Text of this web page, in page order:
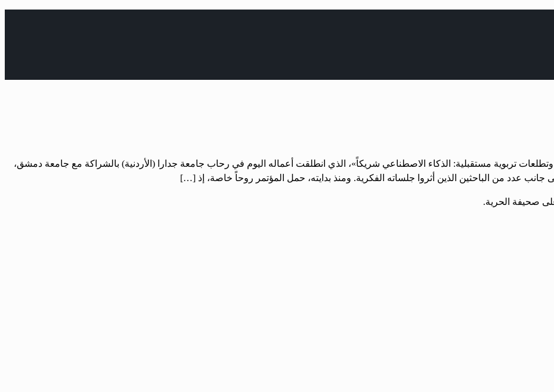
تربوية مستقبلية: الذكاء الاصطناعي شريكاً»، الذي انطلقت أعماله اليوم في رحاب جامعة جدارا (الأردنية) بالشراكة مع جامعة دمشق،
عدد من الباحثين الذين أثروا جلساته الفكرية. ومنذ بدايته، حمل المؤتمر روحاً خاصة، إذ […]
صحيفة الحرية.